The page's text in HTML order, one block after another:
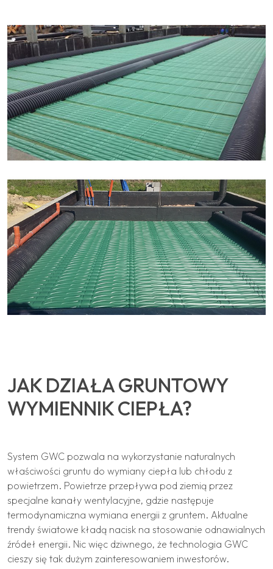
JAK DZIAŁA GRUNTOWY
WYMIENNIK CIEPŁA?
System GWC pozwala na wykorzystanie naturalnych
właściwości gruntu do wymiany ciepła lub chłodu z
powietrzem. Powietrze przepływa pod ziemią przez
specjalne kanały wentylacyjne, gdzie następuje
termodynamiczna wymiana energii z gruntem. Aktualne
trendy światowe kładą nacisk na stosowanie odnawialnych
źródeł energii. Nic więc dziwnego, że technologia GWC
cieszy się tak dużym zainteresowaniem inwestorów.